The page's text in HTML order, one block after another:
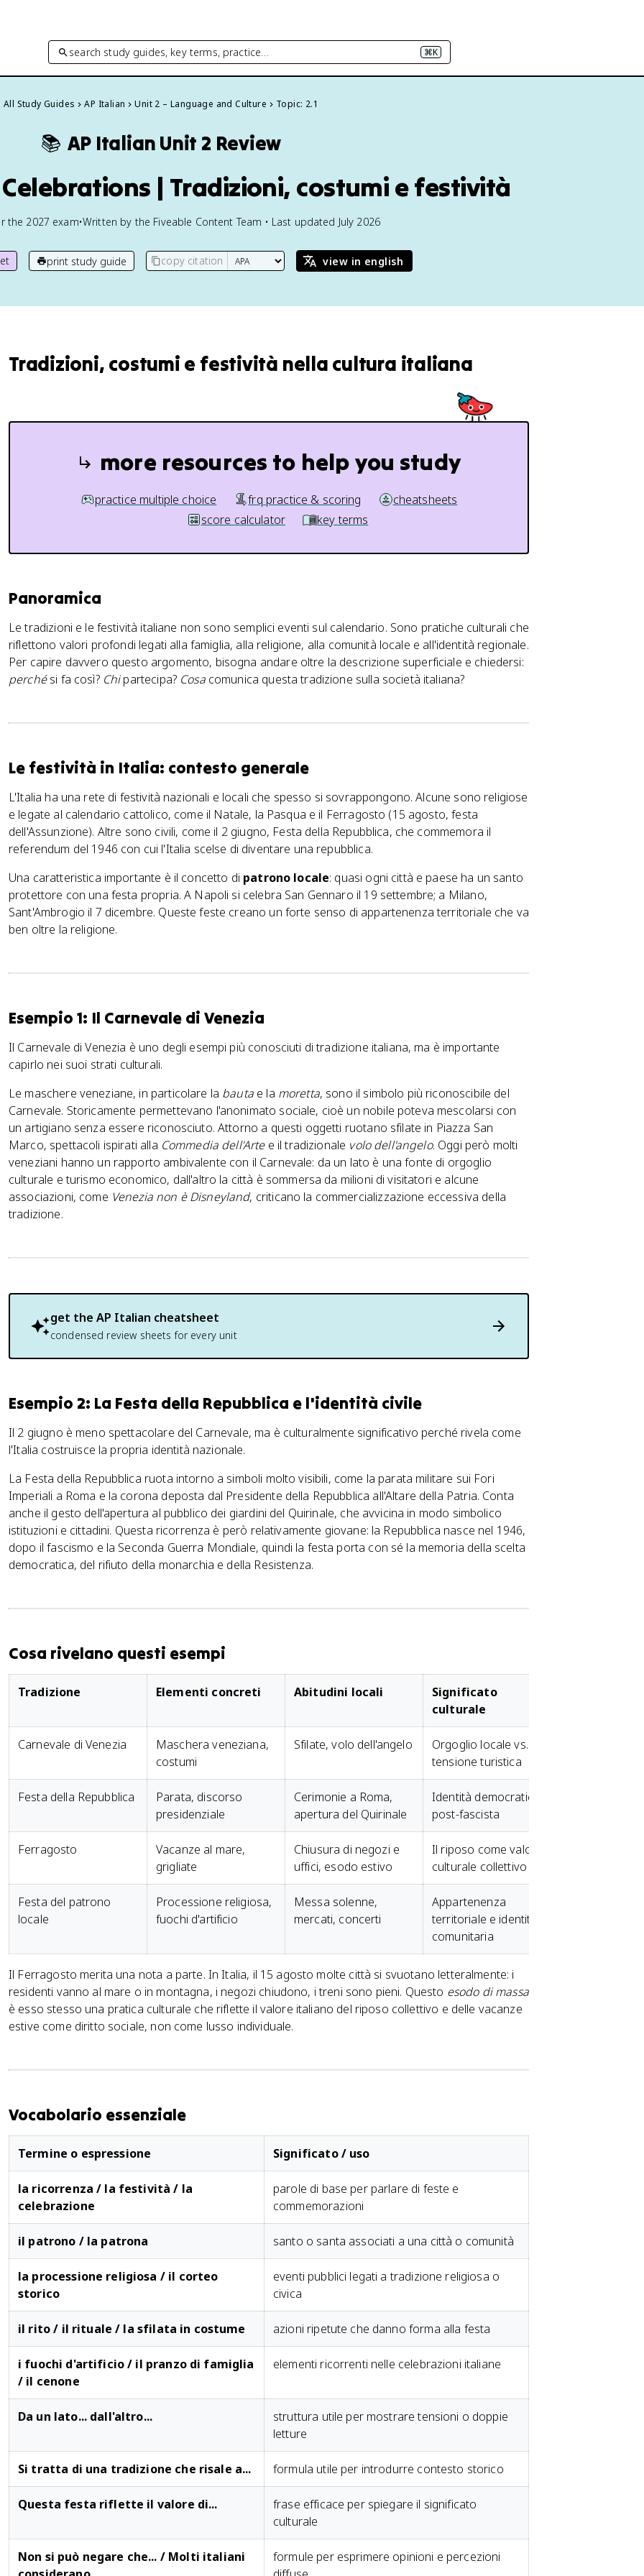
search study guides, key terms, practice… ⌘K
All Study Guides AP Italian Unit 2 – Language and Culture Topic: 2.1
📚 AP Italian Unit 2 Review
Celebrations | Tradizioni, costumi e festività
the 2027 exam•Written by the Fiveable Content Team • Last updated July 2026
print study guide copy citation view in english
Tradizioni, costumi e festività nella cultura italiana
more resources to help you study
practice multiple choice frq practice & scoring
cheatsheets
score calculator
key terms
Panoramica
Le tradizioni e le festività italiane non sono semplici eventi sul calendario. Sono pratiche culturali che
riflettono valori profondi legati alla famiglia, alla religione, alla comunità locale e all'identità regionale.
Per capire davvero questo argomento, bisogna andare oltre la descrizione superficiale e chiedersi:
perchési fa così? Chipartecipa? Cosacomunica questa tradizione sulla società italiana?
Le festività in Italia: contesto generale
L'Italia ha una rete di festività nazionali e locali che spesso si sovrappongono. Alcune sono religiose
e legate al calendario cattolico, come il Natale, la Pasqua e il Ferragosto (15 agosto, festa
dell'Assunzione). Altre sono civili, come il 2 giugno, Festa della Repubblica, che commemora il
referendum del 1946 con cui l'Italia scelse di diventare una repubblica.
Una caratteristica importante è il concetto di patrono locale: quasi ogni città e paese ha un santo
protettore con una festa propria. A Napoli si celebra San Gennaro il 19 settembre; a Milano,
Sant'Ambrogio il 7 dicembre. Queste feste creano un forte senso di appartenenza territoriale che va
ben oltre la religione.
Esempio 1: Il Carnevale di Venezia
Il Carnevale di Venezia è uno degli esempi più conosciuti di tradizione italiana, ma è importante
capirlo nei suoi strati culturali.
Le maschere veneziane, in particolare la bautae la moretta, sono il simbolo più riconoscibile del
Carnevale. Storicamente permettevano l'anonimato sociale, cioè un nobile poteva mescolarsi con
un artigiano senza essere riconosciuto. Attorno a questi oggetti ruotano sfilate in Piazza San
Marco, spettacoli ispirati alla Commedia dell'Artee il tradizionale volo dell'angelo. Oggi però molti
veneziani hanno un rapporto ambivalente con il Carnevale: da un lato è una fonte di orgoglio
culturale e turismo economico, dall'altro la città è sommersa da milioni di visitatori e alcune
associazioni, come Venezia non è Disneyland, criticano la commercializzazione eccessiva della
tradizione.
get the AP Italian cheatsheet
condensed review sheets for every unit
Esempio 2: La Festa della Repubblica e l'identità civile
Il 2 giugno è meno spettacolare del Carnevale, ma è culturalmente significativo perché rivela come
l'Italia costruisce la propria identità nazionale.
La Festa della Repubblica ruota intorno a simboli molto visibili, come la parata militare sui Fori
Imperiali a Roma e la corona deposta dal Presidente della Repubblica all'Altare della Patria. Conta
anche il gesto dell'apertura al pubblico dei giardini del Quirinale, che avvicina in modo simbolico
istituzioni e cittadini. Questa ricorrenza è però relativamente giovane: la Repubblica nasce nel 1946,
dopo il fascismo e la Seconda Guerra Mondiale, quindi la festa porta con sé la memoria della scelta
democratica, del rifiuto della monarchia e della Resistenza.
Cosa rivelano questi esempi
Tradizione Elementi concreti Abitudini locali
Significato
culturale
Carnevale di Venezia
Maschera veneziana,
costumi
Sfilate, volo dell'angelo
Orgoglio locale vs.
tensione turistica
Festa della Repubblica
Parata, discorso
presidenziale
Cerimonie a Roma,
apertura del Quirinale
Identità democratica
post-fascista
Ferragosto
Vacanze al mare,
grigliate
Chiusura di negozi e
uffici, esodo estivo
Il riposo come valore
culturale collettivo
Festa del patrono
locale
Processione religiosa,
fuochi d'artificio
Messa solenne,
mercati, concerti
Appartenenza
territoriale e identità
comunitaria
Il Ferragosto merita una nota a parte. In Italia, il 15 agosto molte città si svuotano letteralmente: i
residenti vanno al mare o in montagna, i negozi chiudono, i treni sono pieni. Questo esodo di massa
è esso stesso una pratica culturale che riflette il valore italiano del riposo collettivo e delle vacanze
estive come diritto sociale, non come lusso individuale.
Vocabolario essenziale
Termine o espressione Significato / uso
la ricorrenza / la festività / la
celebrazione
parole di base per parlare di feste e
commemorazioni
il patrono / la patrona santo o santa associati a una città o comunità
la processione religiosa / il corteo
storico
eventi pubblici legati a tradizione religiosa o
civica
il rito / il rituale / la sfilata in costume azioni ripetute che danno forma alla festa
i fuochi d'artificio / il pranzo di famiglia
/ il cenone
elementi ricorrenti nelle celebrazioni italiane
Da un lato... dall'altro...
struttura utile per mostrare tensioni o doppie
letture
Si tratta di una tradizione che risale a... formula utile per introdurre contesto storico
Questa festa riflette il valore di...
frase efficace per spiegare il significato
culturale
Non si può negare che... / Molti italiani
formule per esprimere opinioni e percezioni